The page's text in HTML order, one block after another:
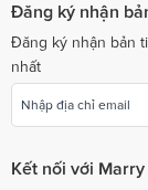
Đăng ký nhận
Đăng ký nhận bản
nhất
Kết nối với Marry